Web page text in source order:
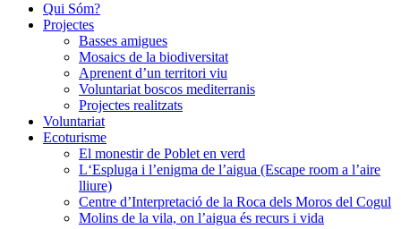
Qui Sóm?
Projectes
Basses amigues
Mosaics de la biodiversitat
Aprenent d’un territori viu
Voluntariat boscos mediterranis
Projectes realitzats
Voluntariat
Ecoturisme
El monestir de Poblet en verd
L‘Espluga i l’enigma de l’aigua (Escape room a l’aire
lliure)
Centre d’Interpretació de la Roca dels Moros del Cogul
Molins de la vila, on l’aigua és recurs i vida